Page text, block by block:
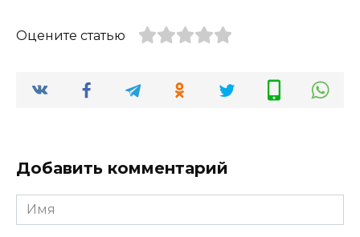
Оцените статью
Добавить комментарий
Имя